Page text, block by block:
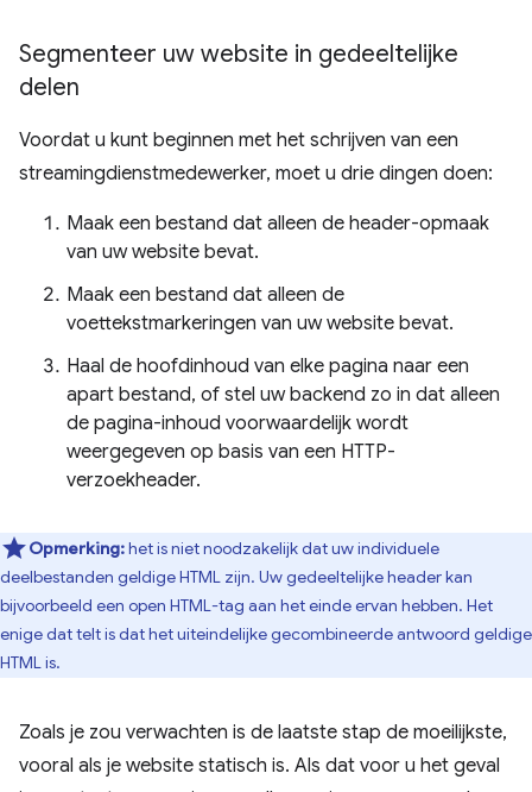
Segmenteer uw website in gedeeltelijke
delen
Voordat u kunt beginnen met het schrijven van een
streamingdienstmedewerker, moet u drie dingen doen:
Maak een bestand dat alleen de header-opmaak
van uw website bevat.
Maak een bestand dat alleen de
voettekstmarkeringen van uw website bevat.
Haal de hoofdinhoud van elke pagina naar een
apart bestand, of stel uw backend zo in dat alleen
de pagina-inhoud voorwaardelijk wordt
weergegeven op basis van een HTTP-
verzoekheader.
Opmerking:het is niet noodzakelijk dat uw individuele
deelbestanden geldige HTML zijn. Uw gedeeltelijke header kan
bijvoorbeeld een open HTML-tag aan het einde ervan hebben. Het
enige dat telt is dat het uiteindelijke gecombineerde antwoord geldige
HTML is.
Zoals je zou verwachten is de laatste stap de moeilijkste,
vooral als je website statisch is. Als dat voor u het geval